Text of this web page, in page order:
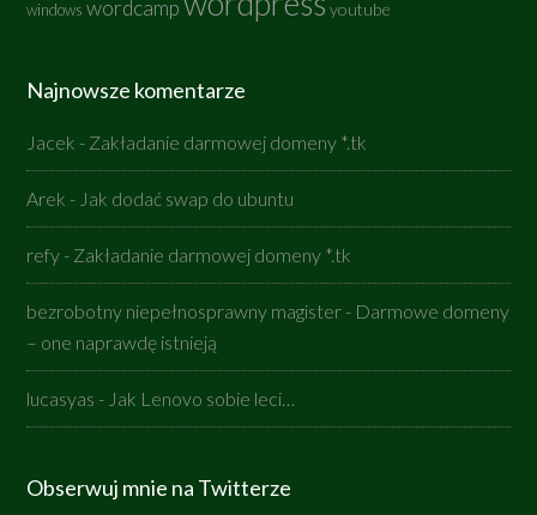
windows wordcamp youtube
Najnowsze komentarze
Jacek - Zakładanie darmowej domeny *.tk
Arek - Jak dodać swap do ubuntu
refy - Zakładanie darmowej domeny *.tk
bezrobotny niepełnosprawny magister - Darmowe domeny
– one naprawdę istnieją
lucasyas - Jak Lenovo sobie leci…
Obserwuj mnie na Twitterze